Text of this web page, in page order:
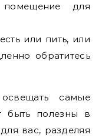
для
или пить, или
обратитесь
самые
быть полезны в
вас, разделяя